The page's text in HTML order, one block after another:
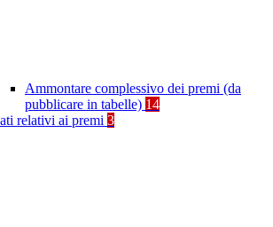
Ammontare complessivo dei premi (da
pubblicare in tabelle) 14
relativi ai premi 3